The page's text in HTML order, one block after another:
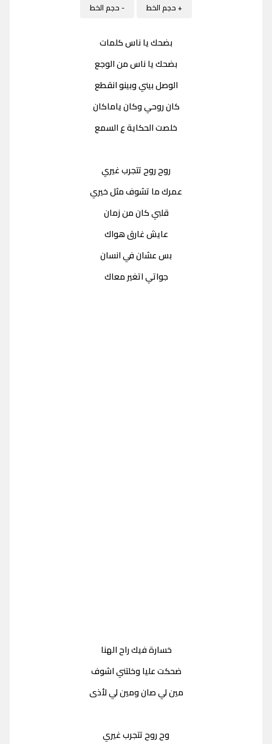
+ حجم الخط - حجم الخط
بضحك يا ناس كلمات
بضحك يا ناس من الوجع
الوصل بيني وبينو انقطع
كان روحي وكان ياماكان
خلصت الحكاية ع السمع
روح روح تتجرب غيري
عمرك ما تشوف مثل خيري
قلبي كان من زمان
عايش غارق هواك
بس عشان في انسان
جواتي اتغير معاك
خسارة فيك راح الهنا
ضحكت عليا وخلتني اشوف
مين لي صان ومين لي لأذى
وح روح تتجرب غيري